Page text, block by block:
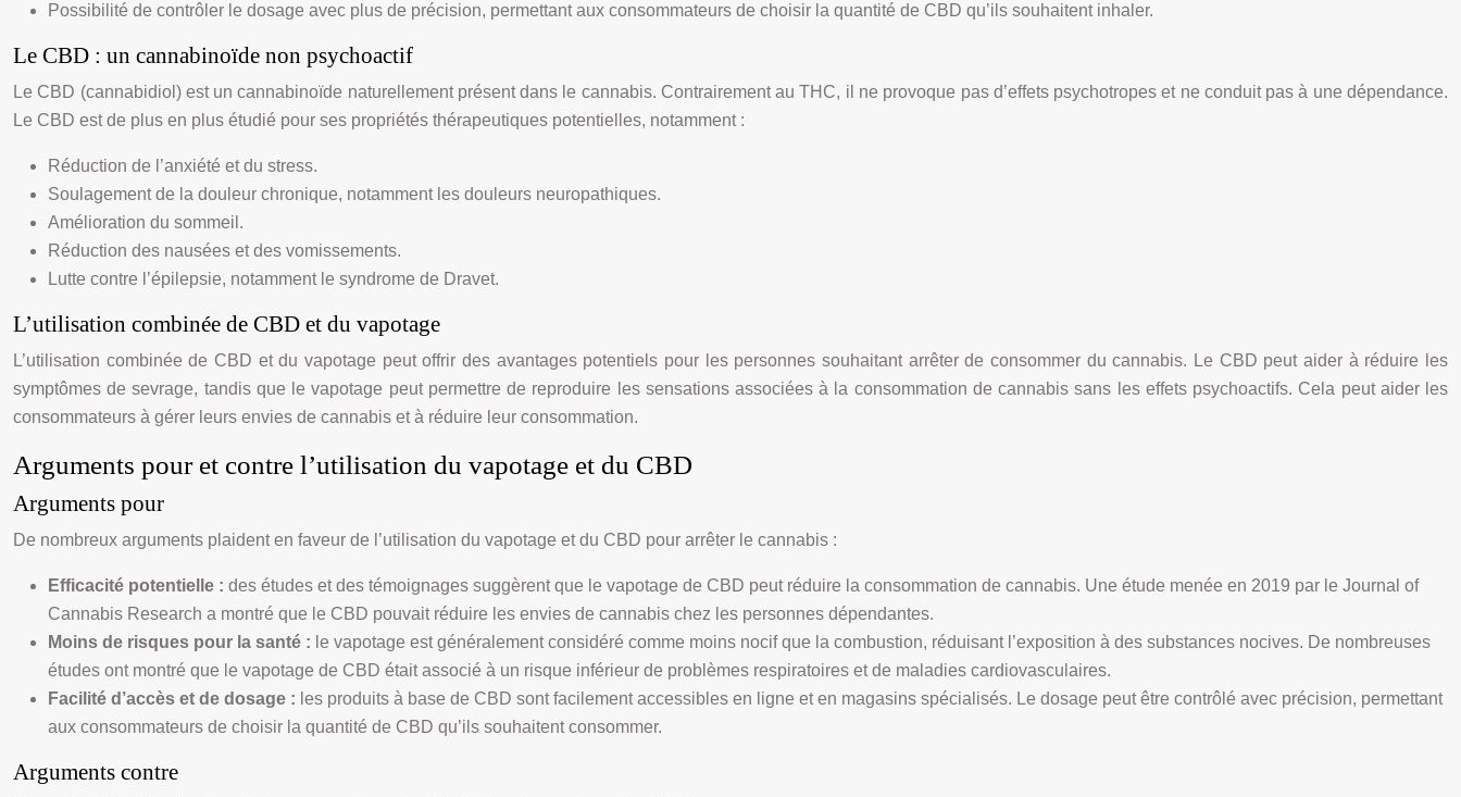
Possibilité de contrôler le dosage avec plus de précision, permettant aux consommateurs de choisir la quantité de CBD qu’ils souhaitent inhaler.
Le CBD : un cannabinoïde non psychoactif
Le CBD (cannabidiol) est un cannabinoïde naturellement présent dans le cannabis. Contrairement au THC, il ne provoque pas d’effets psychotropes et ne conduit pas à une dépendance.
Le CBD est de plus en plus étudié pour ses propriétés thérapeutiques potentielles, notamment :
Réduction de l’anxiété et du stress.
Soulagement de la douleur chronique, notamment les douleurs neuropathiques.
Amélioration du sommeil.
Réduction des nausées et des vomissements.
Lutte contre l’épilepsie, notamment le syndrome de Dravet.
L’utilisation combinée de CBD et du vapotage
L’utilisation combinée de CBD et du vapotage peut offrir des avantages potentiels pour les personnes souhaitant arrêter de consommer du cannabis. Le CBD peut aider à réduire les
symptômes de sevrage, tandis que le vapotage peut permettre de reproduire les sensations associées à la consommation de cannabis sans les effets psychoactifs. Cela peut aider les
consommateurs à gérer leurs envies de cannabis et à réduire leur consommation.
Arguments pour et contre l’utilisation du vapotage et du CBD
Arguments pour
De nombreux arguments plaident en faveur de l’utilisation du vapotage et du CBD pour arrêter le cannabis :
Efficacité potentielle : des études et des témoignages suggèrent que le vapotage de CBD peut réduire la consommation de cannabis. Une étude menée en 2019 par le Journal of
Cannabis Research a montré que le CBD pouvait réduire les envies de cannabis chez les personnes dépendantes.
Moins de risques pour la santé : le vapotage est généralement considéré comme moins nocif que la combustion, réduisant l’exposition à des substances nocives. De nombreuses
études ont montré que le vapotage de CBD était associé à un risque inférieur de problèmes respiratoires et de maladies cardiovasculaires.
Facilité d’accès et de dosage : les produits à base de CBD sont facilement accessibles en ligne et en magasins spécialisés. Le dosage peut être contrôlé avec précision, permettant
aux consommateurs de choisir la quantité de CBD qu’ils souhaitent consommer.
Arguments contre